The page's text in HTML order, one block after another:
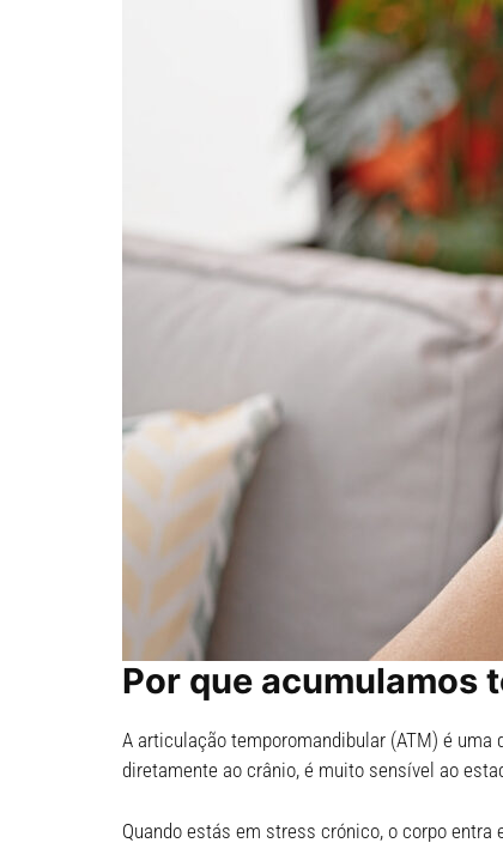
Por que acumulamos
A articulação temporomandibular (ATM) é
diretamente ao crânio, é muito sensível ao
Quando estás em stress crónico, o corpo